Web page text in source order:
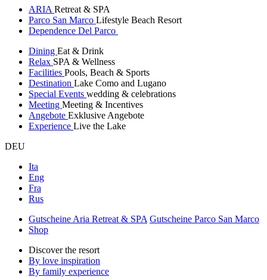
ARIA Retreat & SPA
Parco San Marco Lifestyle Beach Resort
Dependence Del Parco
Dining Eat & Drink
Relax SPA & Wellness
Facilities Pools, Beach & Sports
Destination Lake Como and Lugano
Special Events wedding & celebrations
Meeting Meeting & Incentives
Angebote Exklusive Angebote
Experience Live the Lake
DEU
Ita
Eng
Fra
Rus
Gutscheine Aria Retreat & SPA Gutscheine Parco San Marco
Shop
Discover the resort
By love inspiration
By family experience